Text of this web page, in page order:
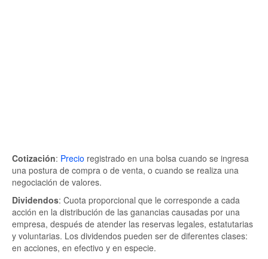
Cotización: Precio registrado en una bolsa cuando se ingresa
una postura de compra o de venta, o cuando se realiza una
negociación de valores.
Dividendos: Cuota proporcional que le corresponde a cada
acción en la distribución de las ganancias causadas por una
empresa, después de atender las reservas legales, estatutarias
y voluntarias. Los dividendos pueden ser de diferentes clases:
en acciones, en efectivo y en especie.